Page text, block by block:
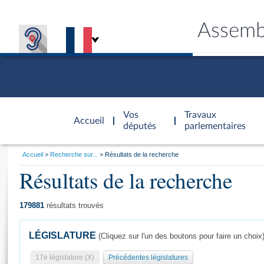
Accueil
d'accueil
Vos
députés
Travaux
parlementaires
Général
Vous
Accueil Recherche sur... Résultats de la recherche
Résultats de la recherche
179881 résultats trouvés
LÉGISLATURE (Cliquez sur l'un des boutons pour faire un choix)
17e législature (X) Précédentes législatures